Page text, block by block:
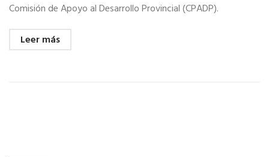
Comisión de Apoyo al Desarrollo Provincial (CPADP).
Leer más